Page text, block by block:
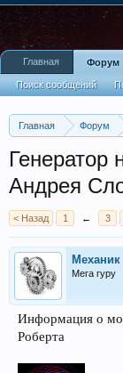
Главная Форум
Генератор
Андрея
< Назад 1 ← 3
Механик
Мега гуру
Информация о
Роберта
Главная Форум
Поиск сообщений